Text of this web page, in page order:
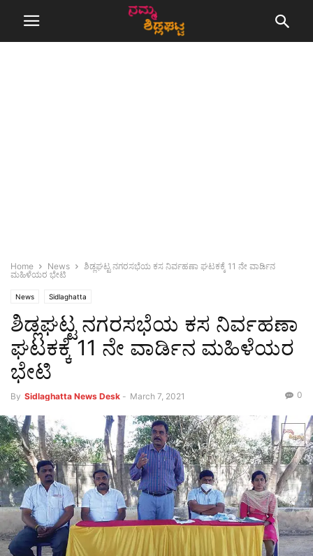
Home News
ಶಿಡ್ಲಘಟ್ಟ ನಗರಸಭೆಯ ಕಸ ನಿರ್ವಹಣಾ ಘಟಕಕ್ಕೆ 11 ನೇ ವಾರ್ಡಿನ
ಮಹಿಳೆಯರ ಭೇಟಿ
News Sidlaghatta
ಶಿಡ್ಲಘಟ್ಟ ನಗರಸಭೆಯ ಕಸ ನಿರ್ವಹಣಾ
ಘಟಕಕ್ಕೆ 11 ನೇ ವಾರ್ಡಿನ ಮಹಿಳೆಯರ
ಭೇಟಿ
By Sidlaghatta News Desk - March 7, 2021 0